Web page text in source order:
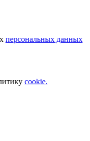
персональных данных
cookie.